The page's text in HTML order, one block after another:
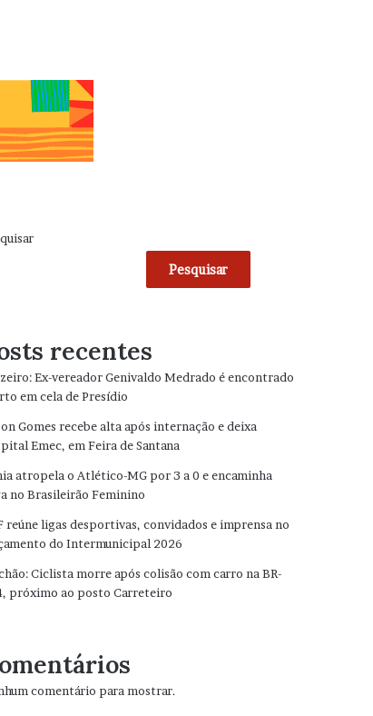
Pesquisar
recentes
Ex-vereador Genivaldo Medrado é encontrado
em cela de Presídio
Gomes recebe alta após internação e deixa
Emec, em Feira de Santana
atropela o Atlético-MG por 3 a 0 e encaminha
no Brasileirão Feminino
reúne ligas desportivas, convidados e imprensa no
do Intermunicipal 2026
Ciclista morre após colisão com carro na BR-
próximo ao posto Carreteiro
comentário para mostrar.